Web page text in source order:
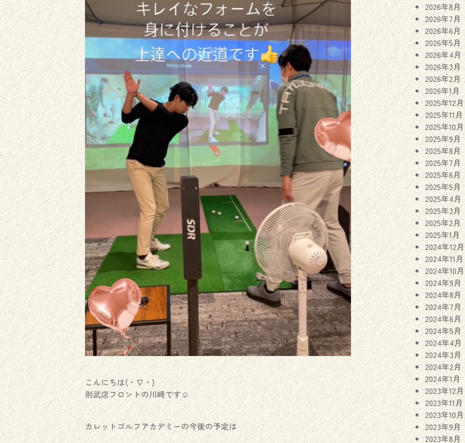
こんにちは(・∇・)
則武店フロントの川崎です☺︎
カレットゴルフアカデミーの今後の予定は
2026年8月
2026年7月
2026年6月
2026年5月
2026年4月
2026年3月
2026年2月
2026年1月
2025年12月
2025年11月
2025年10月
2025年9月
2025年8月
2025年7月
2025年6月
2025年5月
2025年4月
2025年3月
2025年2月
2025年1月
2024年12月
2024年11月
2024年10月
2024年9月
2024年8月
2024年7月
2024年6月
2024年5月
2024年4月
2024年3月
2024年2月
2024年1月
2023年12月
2023年11月
2023年10月
2023年9月
2023年8月